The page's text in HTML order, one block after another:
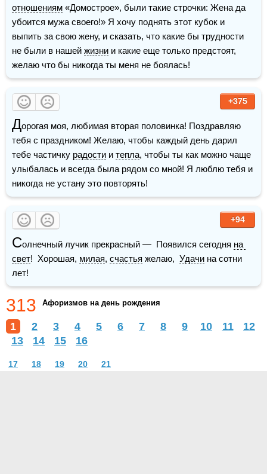
отношениям «Домострое», были такие строчки: Жена да
убоится мужа своего!» Я хочу поднять этот кубок и
выпить за свою жену, и сказать, что какие бы трудности
не были в нашей жизни и какие еще только предстоят,
желаю что бы никогда ты меня не боялась!
+375
Дорогая моя, любимая вторая половинка! Поздравляю
тебя с праздником! Желаю, чтобы каждый день дарил
тебе частичку радости и тепла, чтобы ты как можно чаще
улыбалась и всегда была рядом со мной! Я люблю тебя и
никогда не устану это повторять!
+94
Солнечный лучик прекрасный —  Появился сегодня на
свет!  Хорошая, милая, счастья желаю, Удачи на сотни
лет!
313 Афоризмов на день рождения
1 2 3 4 5 6 7 8 9 10 11
12
13
14 15 16
17 18 19 20 21